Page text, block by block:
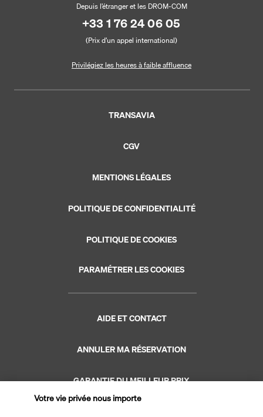
Depuis l’étranger et les DROM-COM
+33 1 76 24 06 05
(Prix d’un appel international)
Privilégiez les heures à faible affluence
TRANSAVIA
CGV
MENTIONS LÉGALES
POLITIQUE DE CONFIDENTIALITÉ
POLITIQUE DE COOKIES
PARAMÉTRER LES COOKIES
AIDE ET CONTACT
ANNULER MA RÉSERVATION
GARANTIE DU MEILLEUR PRIX
Votre vie privée nous importe